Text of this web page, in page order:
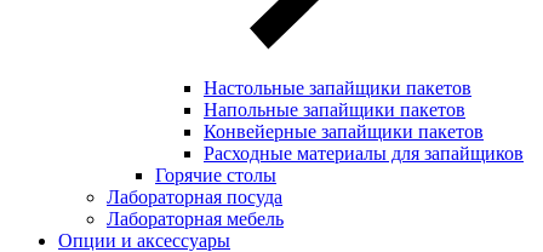
Настольные запайщики пакетов
Напольные запайщики пакетов
Конвейерные запайщики пакетов
Расходные материалы для запайщиков
Горячие столы
Лабораторная посуда
Лабораторная мебель
Опции и аксессуары